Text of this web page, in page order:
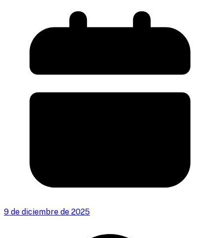
9 de diciembre de 2025